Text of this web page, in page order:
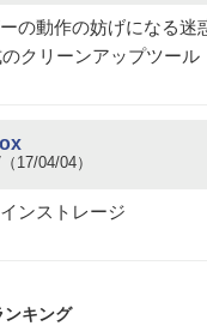
の動作の妨げになる迷
クリーンアップツール
17/04/04）
ンストレージ
キング